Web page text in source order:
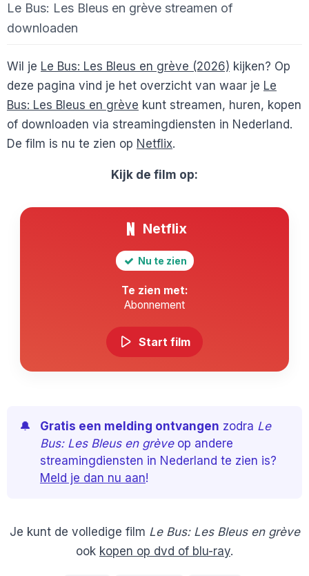
Le Bus: Les Bleus en grève streamen of
downloaden
Wil je Le Bus: Les Bleus en grève (2026) kijken? Op
deze pagina vind je het overzicht van waar je Le
Bus: Les Bleus en grève kunt streamen, huren, kopen
of downloaden via streamingdiensten in Nederland.
De film is nu te zien op Netflix.
Kijk de film op:
Netflix
Nu te zien
Te zien met:
Abonnement
Start film
🔔 Gratis een melding ontvangen zodra Le
Bus: Les Bleus en grèveop andere
streamingdiensten in Nederland te zien is?
Meld je dan nu aan!
Je kunt de volledige film Le Bus: Les Bleus en grève
ook kopen op dvd of blu-ray.